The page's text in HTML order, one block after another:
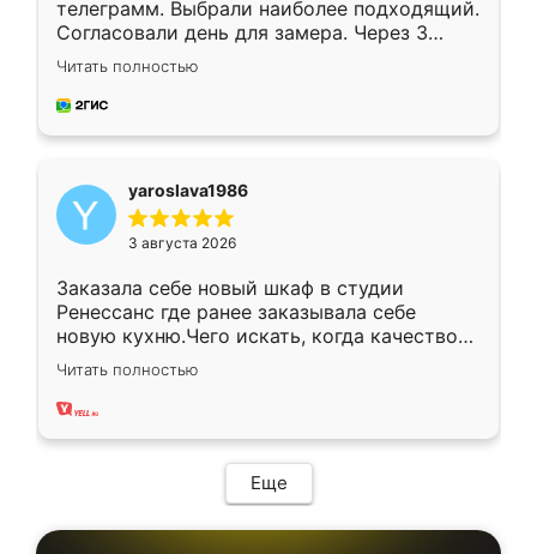
телеграмм. Выбрали наиболее подходящий.
Согласовали день для замера. Через 3
недели кухня была уже готова. Остались
довольны работой. Спасибо Ренессанс
мебель за качественную работу!
Читать полностью
yaroslava1986
3 августа 2026
Заказала себе новый шкаф в студии
Ренессанс где ранее заказывала себе
новую кухню.Чего искать, когда качеством
вполне довольна. Служит кухня уже почти
два года, нареканий нет.
Читать полностью
Еще